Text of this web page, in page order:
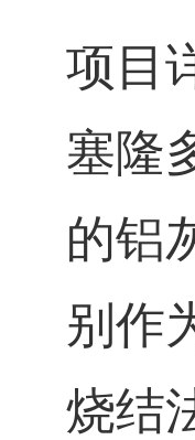
项目
塞隆
的铝
别作
烧结